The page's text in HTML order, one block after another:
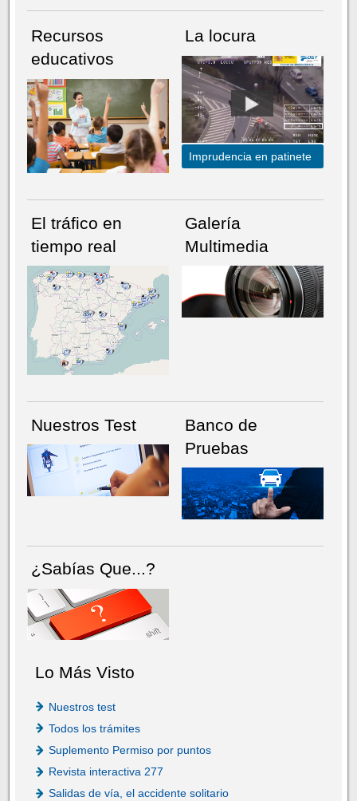
NÚMERO ACTUALHEMEROTECA
Recursos
educativos
La locura
Imprudencia en patinete
El tráfico en
tiempo real
Galería
Multimedia
Nuestros Test
Banco de
Pruebas
¿Sabías Que...?
Lo Más Visto
Nuestros test
Todos los trámites
Suplemento Permiso por puntos
Revista interactiva 277
Salidas de vía, el accidente solitario